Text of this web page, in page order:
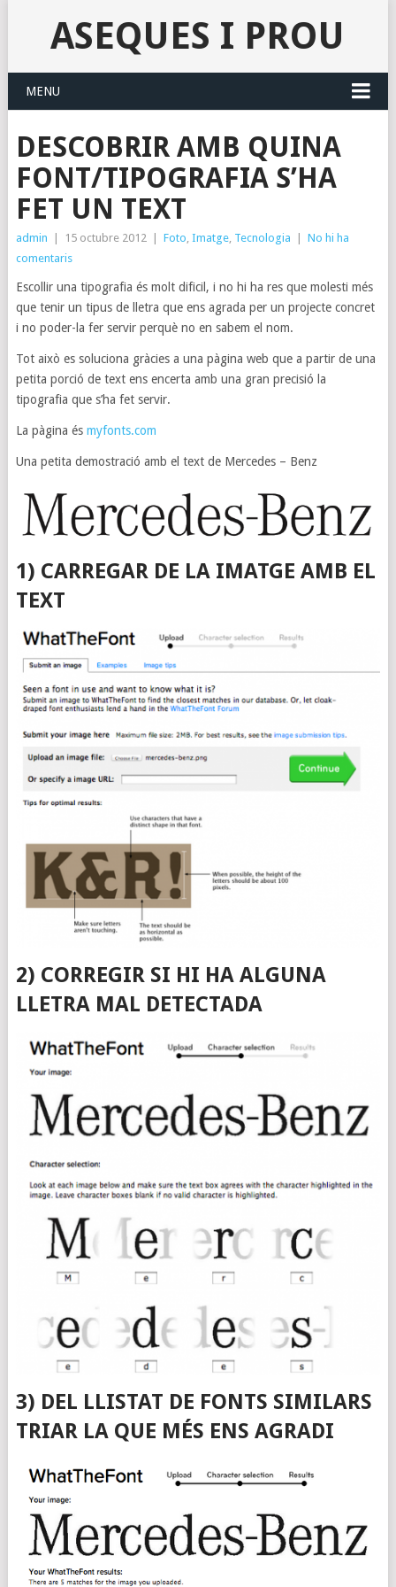
ASEQUES I PROU
MENU
DESCOBRIR AMB QUINA
FONT/TIPOGRAFIA S’HA
FET UN TEXT
admin 15 octubre 2012 Foto, Imatge, Tecnologia
No hi ha
comentaris
Escollir una tipografia és molt dificil, i no hi ha res que molesti més
que tenir un tipus de lletra que ens agrada per un projecte concret
i no poder-la fer servir perquè no en sabem el nom.
Tot això es soluciona gràcies a una pàgina web que a partir de una
petita porció de text ens encerta amb una gran precisió la
tipografia que s’ha fet servir.
La pàgina és myfonts.com
Una petita demostració amb el text de Mercedes – Benz
1) CARREGAR DE LA IMATGE AMB EL
TEXT
2) CORREGIR SI HI HA ALGUNA
LLETRA MAL DETECTADA
3) DEL LLISTAT DE FONTS SIMILARS
TRIAR LA QUE MÉS ENS AGRADI